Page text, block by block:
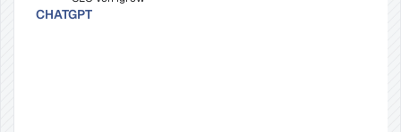
CHATGPT